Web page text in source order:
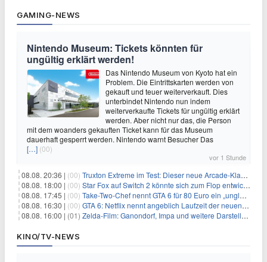
GAMING-NEWS
Nintendo Museum: Tickets könnten für
ungültig erklärt werden!
Das Nintendo Museum von Kyoto hat ein
Problem. Die Eintrittskarten werden von
gekauft und teuer weiterverkauft. Dies
unterbindet Nintendo nun indem
weiterverkaufte Tickets für ungültig erklärt
werden. Aber nicht nur das, die Person
mit dem woanders gekauften Ticket kann für das Museum
dauerhaft gesperrt werden. Nintendo warnt Besucher Das
[…] (00)
vor 1 Stunde
08.08. 20:36 | (00) Truxton Extreme im Test: Dieser neue Arcade-Klassiker verzeiht dir gar nichts
08.08. 18:00 | (00) Star Fox auf Switch 2 könnte sich zum Flop entwickeln
08.08. 17:45 | (00) Take-Two-Chef nennt GTA 6 für 80 Euro ein „unglaubliches Schnäppchen“
08.08. 16:30 | (00) GTA 6: Netflix nennt angeblich Laufzeit der neuen Gameplay-Präsentation
08.08. 16:00 | (01) Zelda-Film: Ganondorf, Impa und weitere Darsteller sollen feststehen
KINO/TV-NEWS